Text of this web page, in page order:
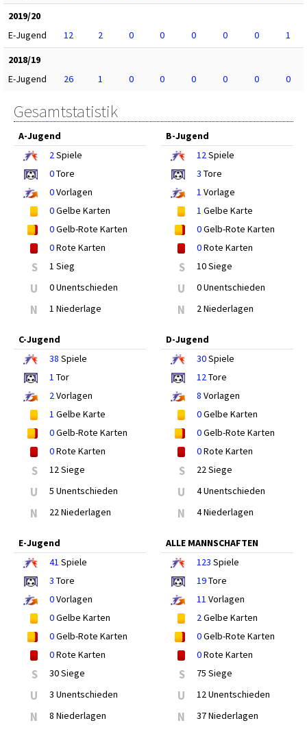
2019/20
E-Jugend
12 2 0 0 0 0 0
1
2018/19
E-Jugend
26 1 0 0 0 0 0 0
Gesamtstatistik
A-Jugend
2Spiele
0Tore
0Vorlagen
0Gelbe Karten
0Gelb-Rote Karten
0Rote Karten
S 1 Sieg
U 0 Unentschieden
N 1 Niederlage
B-Jugend
12Spiele
3 Tore
1 Vorlage
1 Gelbe Karte
0Gelb-Rote Karten
0Rote Karten
S 10 Siege
U 0 Unentschieden
N 2 Niederlagen
C-Jugend
38 Spiele
1 Tor
2Vorlagen
1 Gelbe Karte
0Gelb-Rote Karten
0Rote Karten
S 12 Siege
U 5 Unentschieden
N 22 Niederlagen
D-Jugend
30Spiele
12Tore
8 Vorlagen
0Gelbe Karten
0Gelb-Rote Karten
0Rote Karten
S 22 Siege
U 4 Unentschieden
N 4 Niederlagen
E-Jugend
41 Spiele
3 Tore
0Vorlagen
0Gelbe Karten
0Gelb-Rote Karten
0Rote Karten
S 30 Siege
U 3 Unentschieden
N 8 Niederlagen
ALLE MANNSCHAFTEN
123 Spiele
19Tore
11 Vorlagen
2Gelbe Karten
0Gelb-Rote Karten
0Rote Karten
S 75 Siege
U 12 Unentschieden
N 37 Niederlagen